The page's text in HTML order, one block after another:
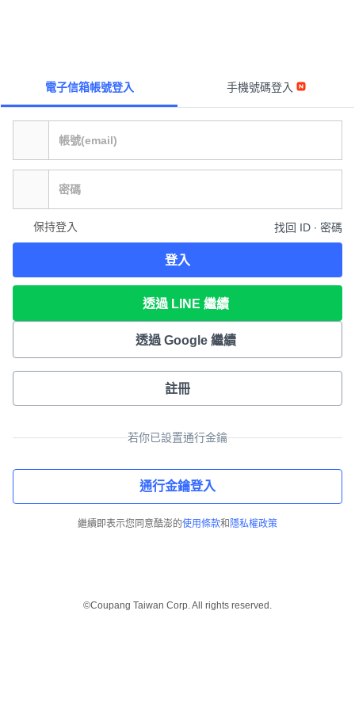
電子信箱帳號登入 手機號碼登入
保持登入 找回 ID ∙ 密碼
登入
透過 LINE 繼續
透過 Google 繼續
註冊
若你已設置通行金鑰
通行金鑰登入
繼續即表示您同意酷澎的使用條款和 隱私權政策
©Coupang Taiwan Corp. All rights reserved.